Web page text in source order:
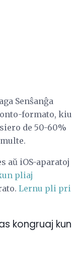
Senŝanĝa
formato, kiu
de 50-60%
aŭ iOS-aparatoj
pliaj
Lernu pli pri
kongruaj kun